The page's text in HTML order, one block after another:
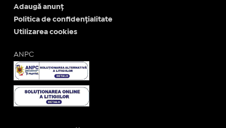
Adaugă anunț
Politica de confidențialitate
Utilizarea cookies
ANPC